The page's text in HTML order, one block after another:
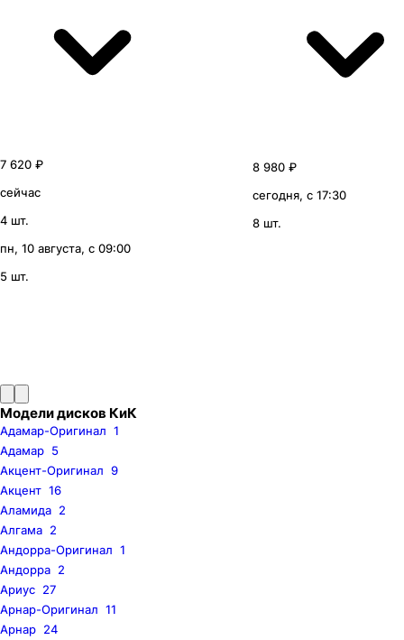
7 620 ₽
сейчас
4 шт.
пн, 10 августа, с 09:00
5 шт.
8 980 ₽
сегодня, с 17:30
8 шт.
Модели дисков КиК
Адамар-Оригинал 1
Адамар 5
Акцент-Оригинал 9
Акцент 16
Аламида 2
Алгама 2
Андорра-Оригинал 1
Андорра 2
Ариус 27
Арнар-Оригинал 11
Арнар 24